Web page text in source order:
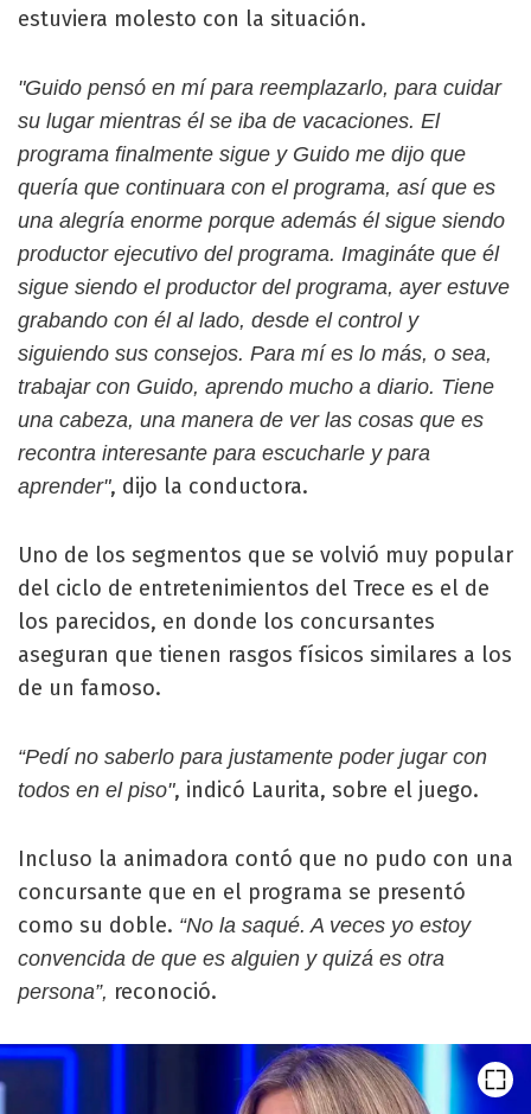
estuviera molesto con la situación.
"Guido pensó en mí para reemplazarlo, para cuidar
su lugar mientras él se iba de vacaciones. El
programa finalmente sigue y Guido me dijo que
quería que continuara con el programa, así que es
una alegría enorme porque además él sigue siendo
productor ejecutivo del programa. Imagináte que él
sigue siendo el productor del programa, ayer estuve
grabando con él al lado, desde el control y
siguiendo sus consejos. Para mí es lo más, o sea,
trabajar con Guido, aprendo mucho a diario. Tiene
una cabeza, una manera de ver las cosas que es
recontra interesante para escucharle y para
aprender", dijo la conductora.
Uno de los segmentos que se volvió muy popular
del ciclo de entretenimientos del Trece es el de
los parecidos, en donde los concursantes
aseguran que tienen rasgos físicos similares a los
de un famoso.
“Pedí no saberlo para justamente poder jugar con
todos en el piso", indicó Laurita, sobre el juego.
Incluso la animadora contó que no pudo con una
concursante que en el programa se presentó
como su doble. “No la saqué. A veces yo estoy
convencida de que es alguien y quizá es otra
persona”, reconoció.